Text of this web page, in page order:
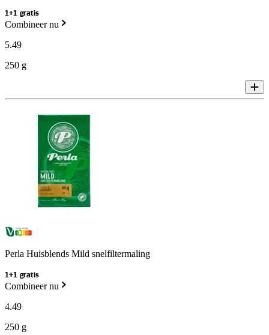
1+1 gratis
Combineer nu
5.49
250 g
Perla Huisblends Mild snelfiltermaling
1+1 gratis
Combineer nu
4.49
250 g